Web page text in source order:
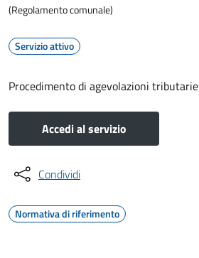
(Regolamento comunale)
Servizio attivo
Procedimento di agevolazioni tributarie
Accedi al servizio
Condividi
Normativa di riferimento